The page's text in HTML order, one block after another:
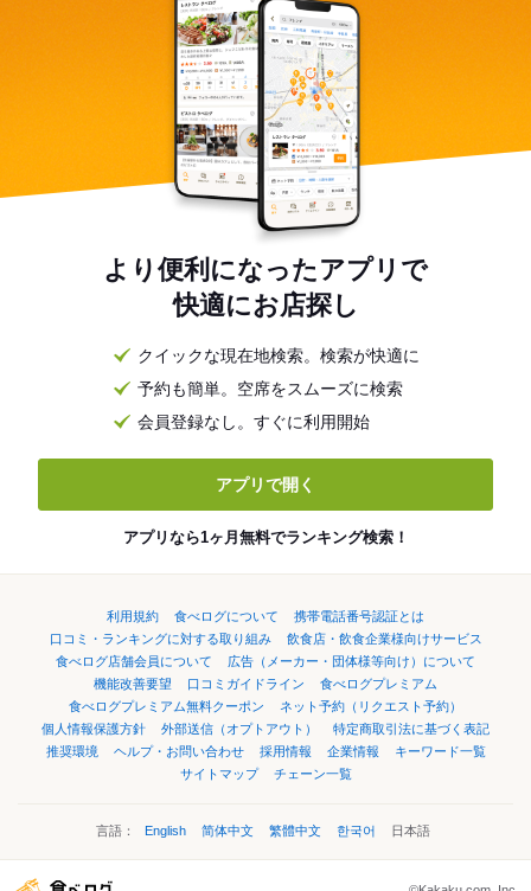
より便利になったアプリで
快適にお店探し
クイックな現在地検索。検索が快適に
予約も簡単。空席をスムーズに検索
会員登録なし。すぐに利用開始
アプリで開く
アプリなら1ヶ月無料でランキング検索！
利用規約 食べログについて
携帯電話番号認証とは
口コミ・ランキングに対する取り組み
飲食店・飲食企業様向けサービス
食べログ店舗会員について
広告（メーカー・団体様等向け）について
機能改善要望
口コミガイドライン
食べログプレミアム
食べログプレミアム無料クーポン
ネット予約（リクエスト予約）
個人情報保護方針
外部送信（オプトアウト）
特定商取引法に基づく表記
推奨環境
ヘルプ・お問い合わせ 採用情報 企業情報
キーワード一覧
サイトマップ
チェーン一覧
言語： English 简体中文 繁體中文 한국어 日本語